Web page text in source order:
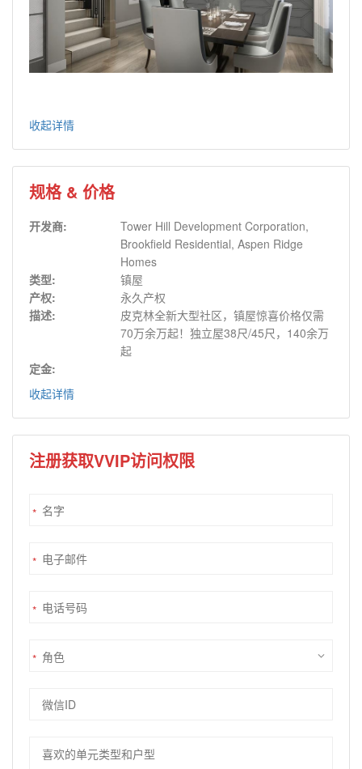
收起详情
规格 & 价格
开发商:
Tower Hill Development Corporation,
Brookfield Residential, Aspen Ridge
Homes
类型:
镇屋
产权:
永久产权
描述:
皮克林全新大型社区，镇屋惊喜价格仅需
70万余万起！独立屋38尺/45尺，140余万
起
定金:
收起详情
注册获取VVIP访问权限
*
*
*
*